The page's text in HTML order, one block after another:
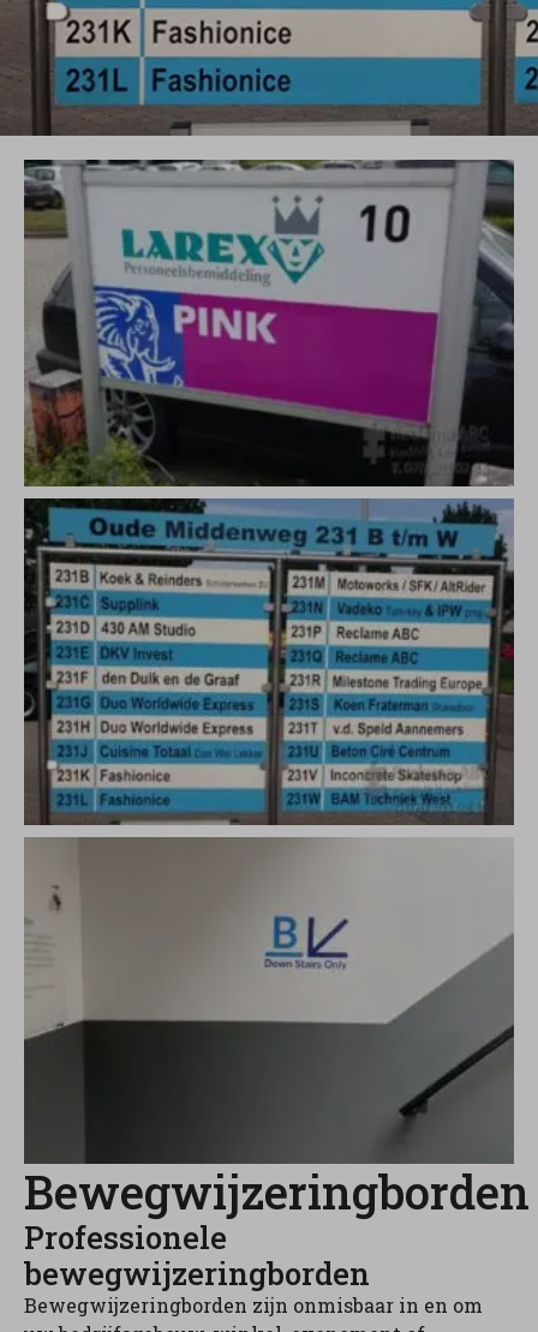
Bewegwijzeringborden
Professionele
bewegwijzeringborden
Bewegwijzeringborden zijn onmisbaar in en om